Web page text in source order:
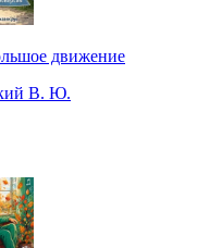
движение
В. Ю.